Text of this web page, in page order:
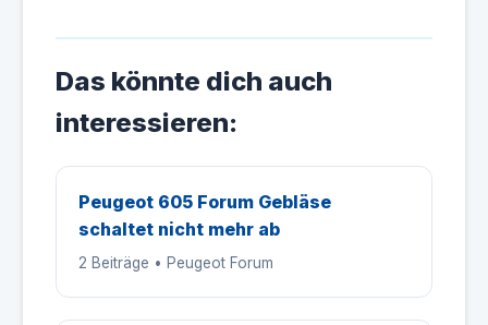
Das könnte dich auch
interessieren:
Peugeot 605 Forum Gebläse
schaltet nicht mehr ab
2 Beiträge • Peugeot Forum